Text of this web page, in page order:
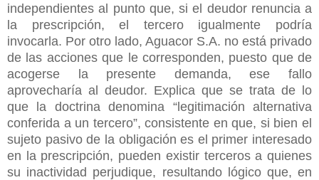
independientes al punto que, si el deudor renuncia a
la prescripción, el tercero igualmente podría
invocarla. Por otro lado, Aguacor S.A. no está privado
de las acciones que le corresponden, puesto que de
acogerse la presente demanda, ese fallo
aprovecharía al deudor. Explica que se trata de lo
que la doctrina denomina “legitimación alternativa
conferida a un tercero”, consistente en que, si bien el
sujeto pasivo de la obligación es el primer interesado
en la prescripción, pueden existir terceros a quienes
su inactividad perjudique, resultando lógico que, en